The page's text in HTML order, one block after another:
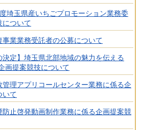
埼玉県産いちごプロモーション業務委
について
事業業務受託者の公募について
決定】埼玉県北部地域の魅力を伝える
画提案競技について
理アプリコールセンター業務に係る企
いて
防止啓発動画制作業務に係る企画提案競